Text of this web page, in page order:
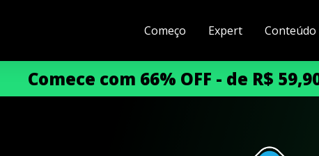
Começo Expert Conteúdo
Comece com 66% OFF - de R$